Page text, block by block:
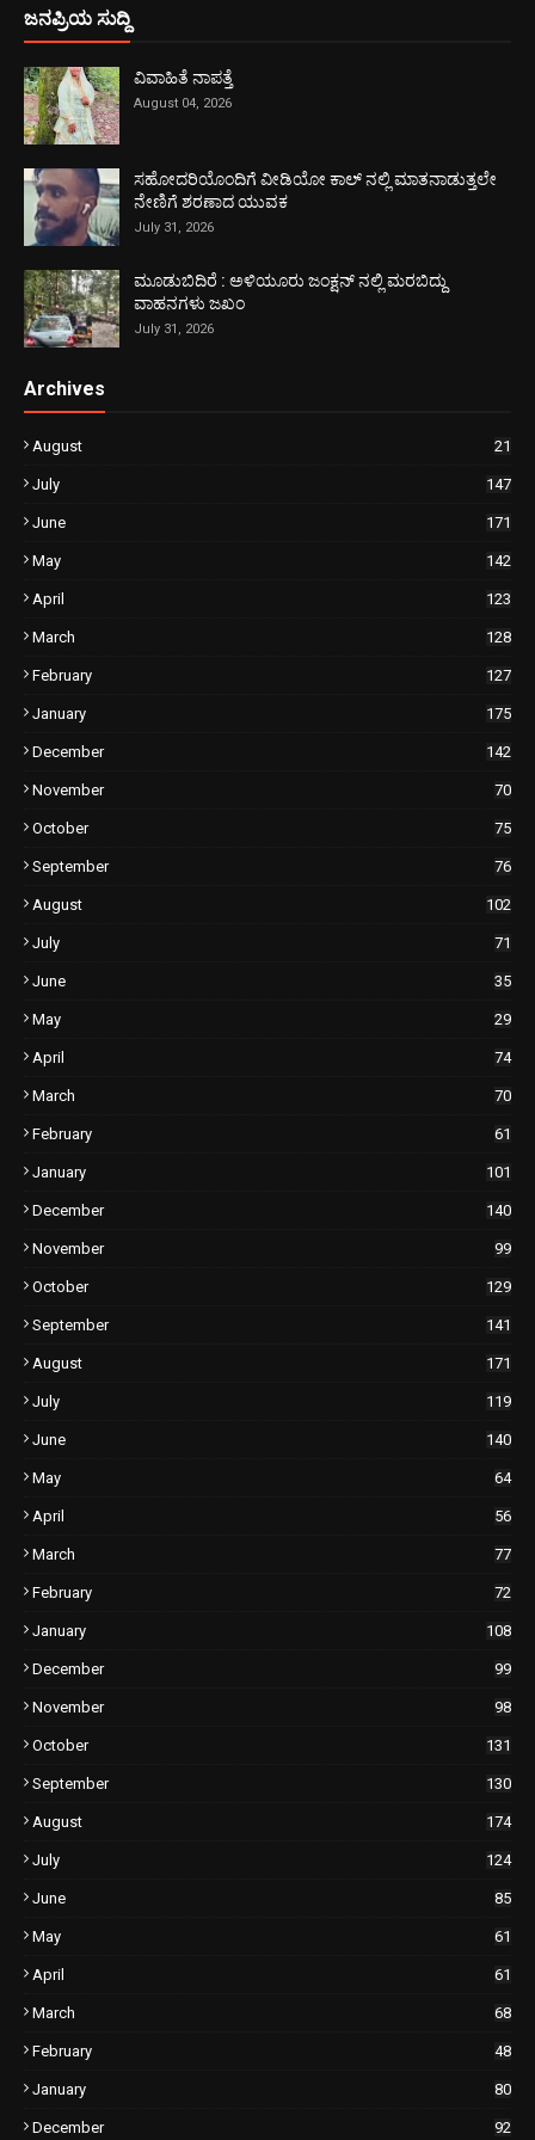
ಜನಪ್ರಿಯ ಸುದ್ದಿ
ವಿವಾಹಿತೆ ನಾಪತ್ತೆ
August 04, 2026
ಸಹೋದರಿಯೊಂದಿಗೆ ವೀಡಿಯೋ ಕಾಲ್ ನಲ್ಲಿ ಮಾತನಾಡುತ್ತಲೇ
ನೇಣಿಗೆ ಶರಣಾದ ಯುವಕ
July 31, 2026
ಮೂಡುಬಿದಿರೆ : ಅಳಿಯೂರು ಜಂಕ್ಷನ್ ನಲ್ಲಿ ಮರಬಿದ್ದು
ವಾಹನಗಳು ಜಖಂ
July 31, 2026
Archives
August 21
July 147
June 171
May 142
April 123
March 128
February 127
January 175
December 142
November 70
October 75
September 76
August 102
July 71
June 35
May 29
April 74
March 70
February 61
January 101
December 140
November 99
October 129
September 141
August 171
July 119
June 140
May 64
April 56
March 77
February 72
January 108
December 99
November 98
October 131
September 130
August 174
July 124
June 85
May 61
April 61
March 68
February 48
January 80
December 92